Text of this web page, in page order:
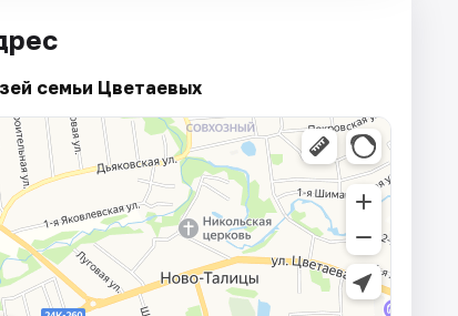
семьи Цветаевых